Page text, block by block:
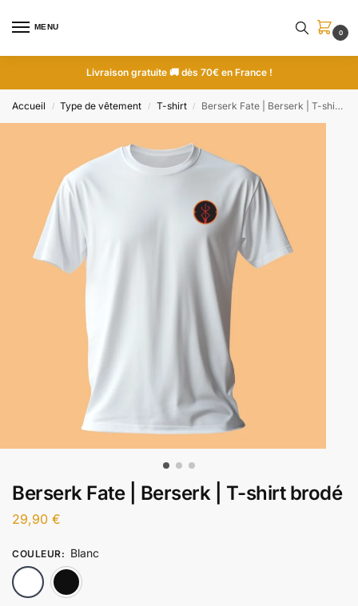
MENU
0
Livraison gratuite 🚚 dès 70€ en France !
Accueil / Type de vêtement / T-shirt / Berserk Fate | Berserk | T-shirt brodé
Berserk Fate | Berserk | T-shirt brodé
29,90 €
COULEUR: Blanc